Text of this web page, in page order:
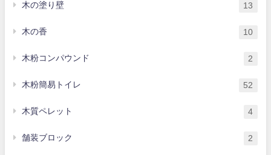
木の塗り壁 13
木の香 10
木粉コンパウンド 2
木粉簡易トイレ 52
木質ペレット 4
舗装ブロック 2